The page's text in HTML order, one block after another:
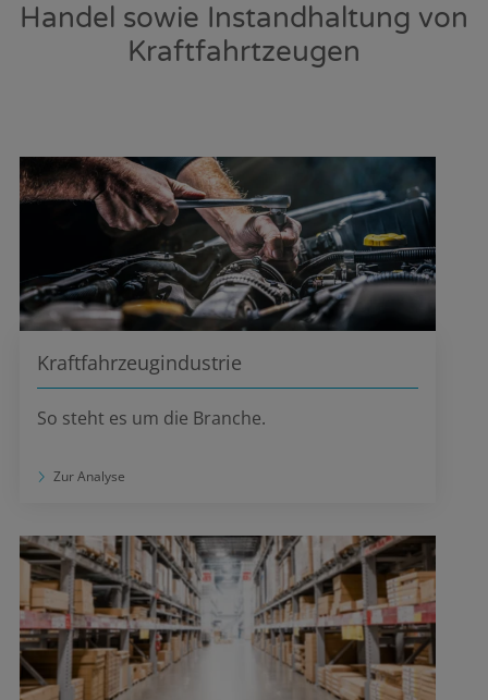
Handel sowie Instandhaltung von
Kraftfahrtzeugen
Kraftfahrzeugindustrie
So steht es um die Branche.
Zur Analyse